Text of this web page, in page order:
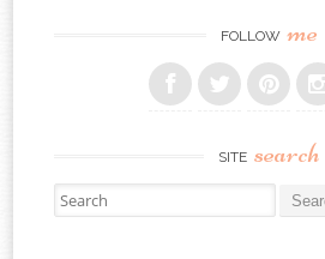
FOLLOW me
SITE search
Search for: